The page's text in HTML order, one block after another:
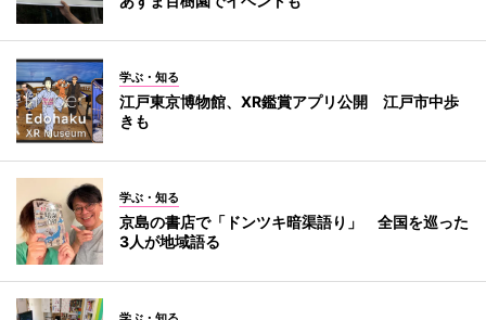
学ぶ・知る
江戸東京博物館、XR鑑賞アプリ公開 江戸市中歩
きも
学ぶ・知る
京島の書店で「ドンツキ暗渠語り」 全国を巡った
3人が地域語る